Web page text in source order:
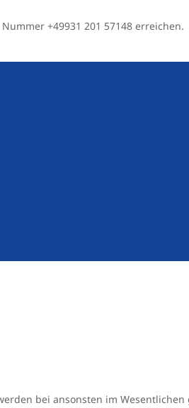
+49931 201 57148 erreichen.
bei ansonsten im